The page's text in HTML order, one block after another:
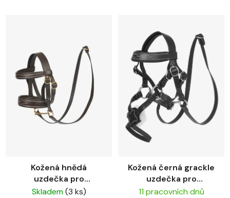
Kožená hnědá
uzdečka pro
plyšového koně
Skladem(3 ks)
Kožená černá grackle
uzdečka pro
plyšového koně
11 pracovních dnů